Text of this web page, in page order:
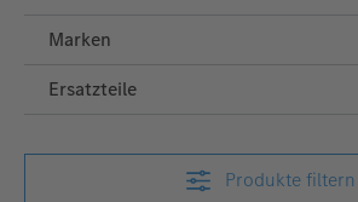
Marken
Ersatzteile
Produkte filtern